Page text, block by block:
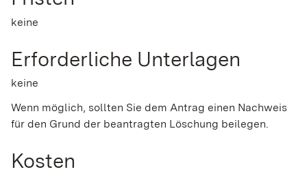
keine
Erforderliche Unterlagen
keine
Wenn möglich, sollten Sie dem Antrag einen Nachweis
für den Grund der beantragten Löschung beilegen.
Kosten